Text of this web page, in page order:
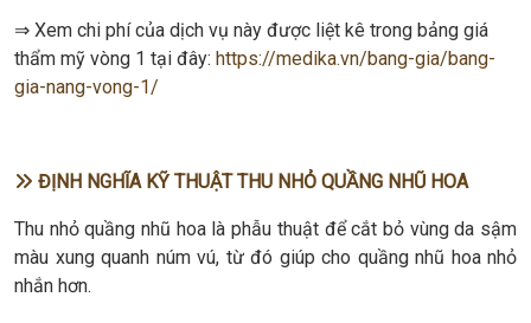
⇒ Xem chi phí của dịch vụ này được liệt kê trong bảng giá
thẩm mỹ vòng 1 tại đây: https://medika.vn/bang-gia/bang-
gia-nang-vong-1/
ĐỊNH NGHĨA KỸ THUẬT THU NHỎ QUẦNG NHŨ HOA
Thu nhỏ quầng nhũ hoa là phẫu thuật để cắt bỏ vùng da sậm
màu xung quanh núm vú, từ đó giúp cho quầng nhũ hoa nhỏ
nhắn hơn.